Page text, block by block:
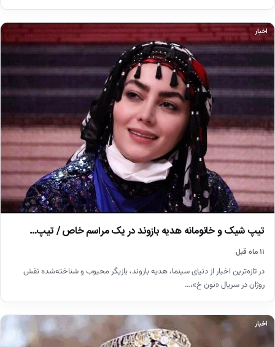
اخبار
تیپ شیک و خانومانه هدیه بازوند در یک مراسم خاص / تیپ…
۱۱ ماه قبل
در تازه‌ترین اخبار از دنیای سینما، هدیه بازوند، بازیگر محبوب و شناخته‌شده نقش
روژان در سریال «نون خ»،…
اخبار